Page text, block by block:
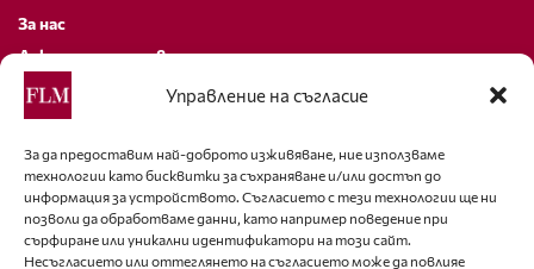
Управление на съгласие
За да предоставим най-доброто изживяване, ние използваме
технологии като бисквитки за съхраняване и/или достъп до
информация за устройството. Съгласието с тези технологии ще ни
позволи да обработваме данни, като например поведение при
сърфиране или уникални идентификатори на този сайт.
Несъгласието или оттеглянето на съгласието може да повлияе
За нас
Декларация за поверителност
Политика за бисквитки
За контакти
editor@fashion-lifestyle.net
+359 88 227 33 47